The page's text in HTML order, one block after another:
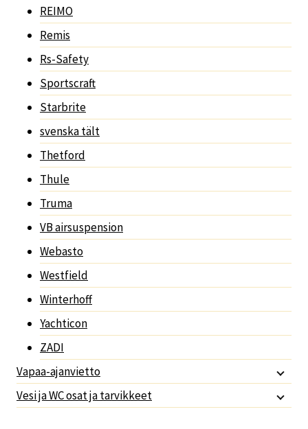
REIMO
Remis
Rs-Safety
Sportscraft
Starbrite
svenska tält
Thetford
Thule
Truma
VB airsuspension
Webasto
Westfield
Winterhoff
Yachticon
ZADI
Vapaa-ajanvietto
Vesi ja WC osat ja tarvikkeet